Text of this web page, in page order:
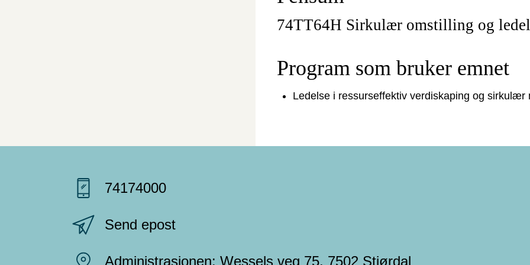
74TT64H Sirkulær omstilling og
Program som bruker emnet
Ledelse i ressurseffektiv verdiskaping og
74174000
Send epost
Administrasjonen: Wessels veg 75, 7502 Stjørdal